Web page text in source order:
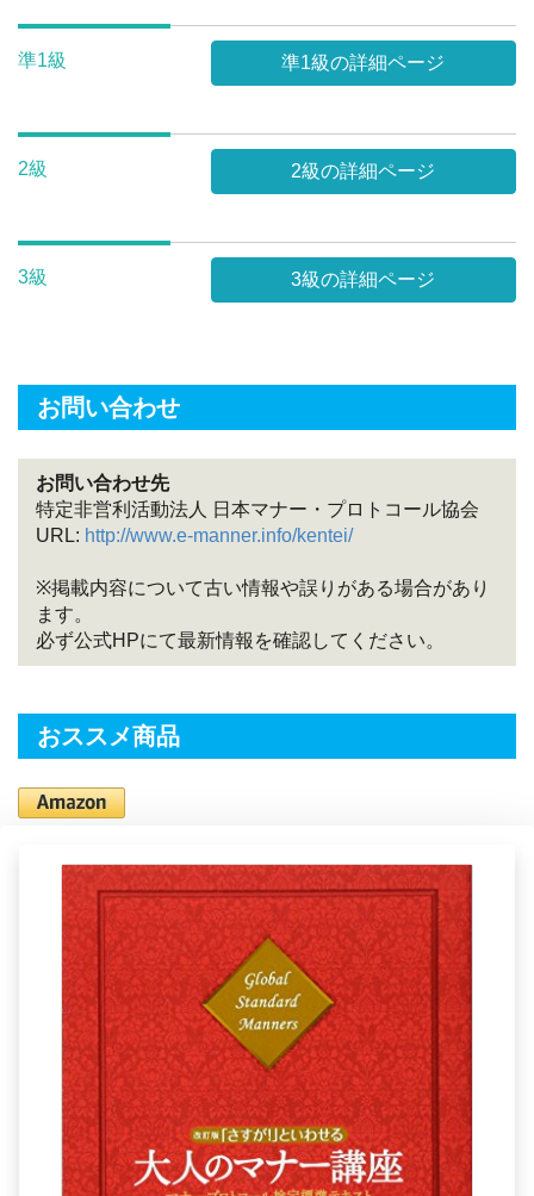
準1級 準1級の詳細ページ
2級 2級の詳細ページ
3級 3級の詳細ページ
お問い合わせ
お問い合わせ先
特定非営利活動法人 日本マナー・プロトコール協会
URL: http://www.e-manner.info/kentei/
※掲載内容について古い情報や誤りがある場合があり
ます。
必ず公式HPにて最新情報を確認してください。
おススメ商品